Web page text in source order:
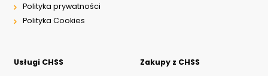
45L
Polityka prywatności
Polityka Cookies
Usługi CHSS
Zakupy z CHSS